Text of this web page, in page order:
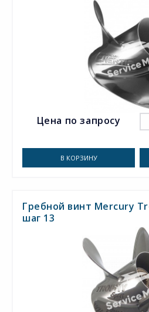
Цена по запросу
В КОРЗИНУ
Гребной винт Mercury
шаг 13